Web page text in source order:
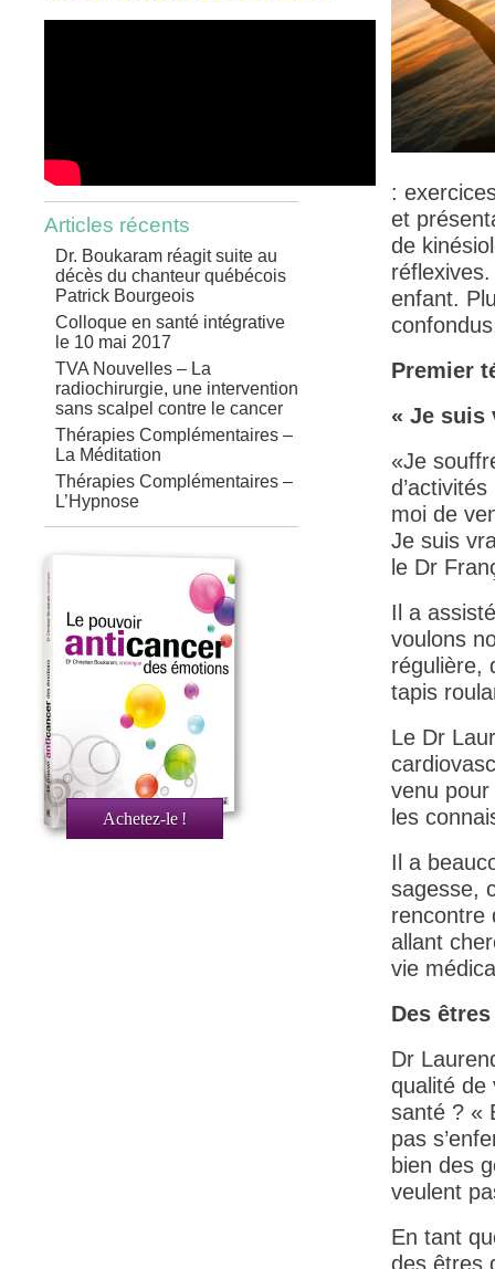
Articles récents
Dr. Boukaram réagit suite au
décès du chanteur québécois
Patrick Bourgeois
Colloque en santé intégrative
le 10 mai 2017
TVA Nouvelles – La
radiochirurgie, une intervention
sans scalpel contre le cancer
Thérapies Complémentaires –
La Méditation
Thérapies Complémentaires –
L’Hypnose
Achetez-le !
:
et
de
enfant.
Premier
« Je suis
«Je
moi de
Je suis
le Dr
Il a
voulons
régulière,
tapis
Le Dr
venu
les
Il a
sagesse,
rencontre
allant
vie
Des
Dr
qualité de
santé ? «
pas
bien des
veulent
En tant
des êtres